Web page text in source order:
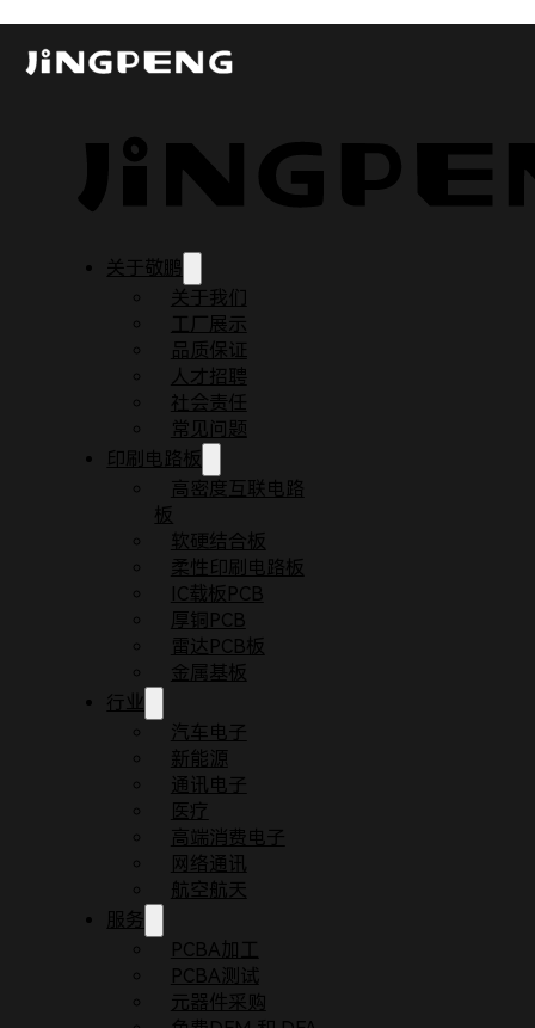
关于敬鹏
关于我们
工厂展示
品质保证
人才招聘
社会责任
常见问题
印刷电路板
高密度互联电路
板
软硬结合板
柔性印刷电路板
IC载板PCB
厚铜PCB
雷达PCB板
金属基板
行业
汽车电子
新能源
通讯电子
医疗
高端消费电子
网络通讯
航空航天
服务
PCBA加工
PCBA测试
元器件采购
阅读时间：3 分钟
博客
多层板在电路板制造领域扮演着至关重要的角色
1. 多层板的基板材料
1.1. 内芯薄型FR-4覆铜板